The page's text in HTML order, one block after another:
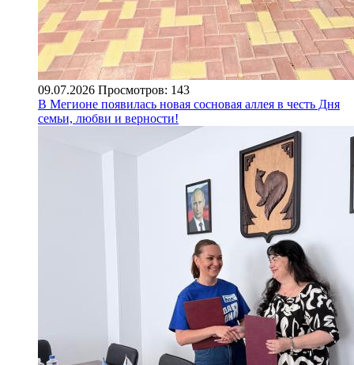
09.07.2026 Просмотров: 143
В Мегионе появилась новая сосновая аллея в честь Дня
семьи, любви и верности!